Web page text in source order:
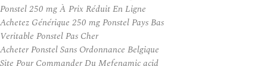
Ponstel 250 mg À Prix Réduit En Ligne
Achetez Générique 250 mg Ponstel Pays Bas
Veritable Ponstel Pas Cher
Acheter Ponstel Sans Ordonnance Belgique